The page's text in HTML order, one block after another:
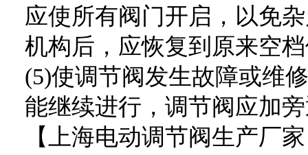
应使所有阀门开启，以免
机构后，应恢复到原来空
(5)使调节阀发生故障或维
能继续进行，调节阀应加
【上海电动调节阀生产厂